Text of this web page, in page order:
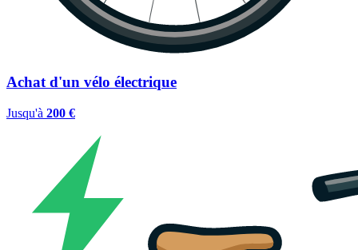
Achat d'un vélo électrique
Jusqu'à 200 €